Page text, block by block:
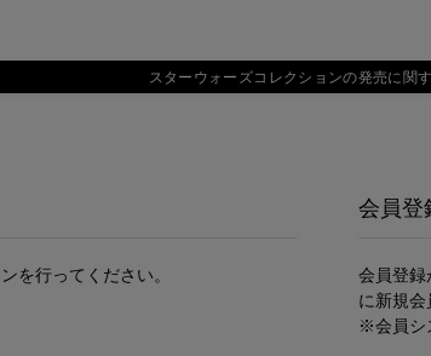
スターウォーズコレクションの発売に関
を行ってください。
会員登
会員登録
に新規会
※会員シ